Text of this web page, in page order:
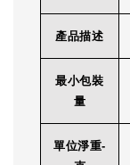
產品描述
最小包裝
量
單位淨重-